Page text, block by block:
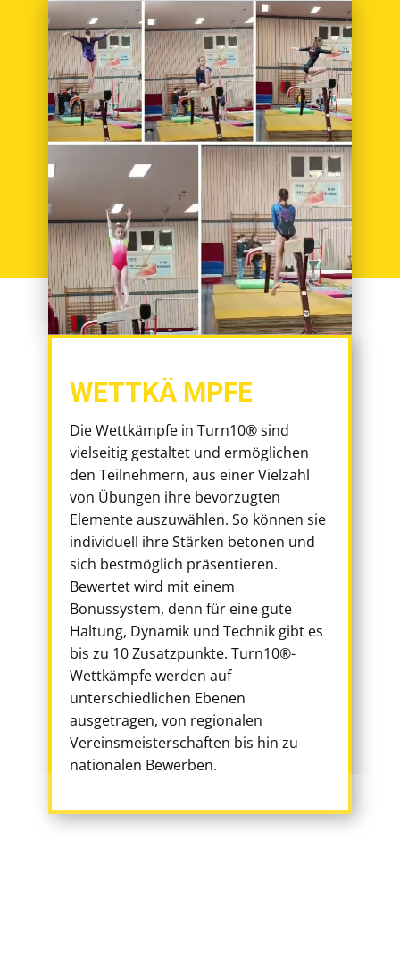
WETTKÄ MPFE
Die Wettkämpfe in Turn10® sind
vielseitig gestaltet und ermöglichen
den Teilnehmern, aus einer Vielzahl
von Übungen ihre bevorzugten
Elemente auszuwählen. So können sie
individuell ihre Stärken betonen und
sich bestmöglich präsentieren.
Bewertet wird mit einem
Bonussystem, denn für eine gute
Haltung, Dynamik und Technik gibt es
bis zu 10 Zusatzpunkte. Turn10®-
Wettkämpfe werden auf
unterschiedlichen Ebenen
ausgetragen, von regionalen
Vereinsmeisterschaften bis hin zu
nationalen Bewerben.